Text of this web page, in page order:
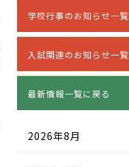
学校行事のお知らせ一覧
入試関連のお知らせ一覧
最新情報一覧に戻る
2026年8月